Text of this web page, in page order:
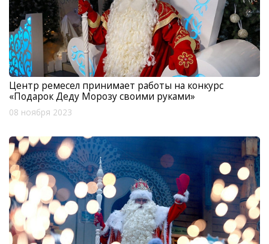
Центр ремесел принимает работы на конкурс
«Подарок Деду Морозу своими руками»
08 ноября 2023